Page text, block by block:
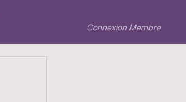
Connexion Membre